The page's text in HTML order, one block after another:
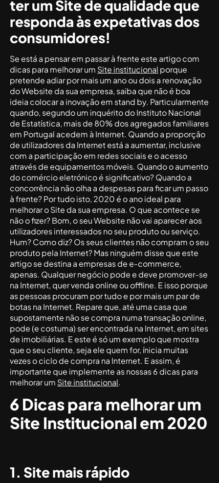
ter um Site de qualidade que
responda às expetativas dos
consumidores!
Se está a pensar em passar à frente este artigo com
dicas para melhorar um Site institucional porque
pretende adiar por mais um ano ou dois a renovação
do Website da sua empresa, saiba que não é boa
ideia colocar a inovação em stand by. Particularmente
quando, segundo um inquérito do Instituto Nacional
de Estatística, mais de 80% dos agregados familiares
em Portugal acedem à Internet. Quando a proporção
de utilizadores da Internet está a aumentar, inclusive
com a participação em redes sociais e o acesso
através de equipamentos móveis. Quando o aumento
do comércio eletrónico é significativo? Quando a
concorrência não olha a despesas para ficar um passo
à frente? Por tudo isto, 2020 é o ano ideal para
melhorar o Site da sua empresa. O que acontece se
não o fizer? Bom, o seu Website não vai aparecer aos
utilizadores interessados no seu produto ou serviço.
Hum? Como diz? Os seus clientes não compram o seu
produto pela Internet? Mas ninguém disse que este
artigo se destina a empresas de e-commerce,
apenas. Qualquer negócio pode e deve promover-se
na Internet, quer venda online ou offline. E isso porque
as pessoas procuram por tudo e por mais um par de
botas na Internet. Repare que, até uma casa que
supostamente não se compra numa transação online,
pode (e costuma) ser encontrada na Internet, em sites
de imobiliárias. E este é só um exemplo que mostra
que o seu cliente, seja ele quem for, ínicia muitas
vezes o ciclo de compra na Internet. E assim, é
importante que implemente as nossas 6 dicas para
melhorar um Site institucional.
6 Dicas para melhorar um
Site Institucional em 2020
1. Site mais rápido